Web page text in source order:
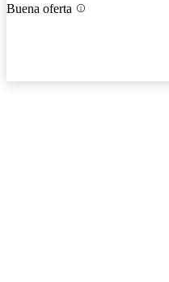
Buena oferta